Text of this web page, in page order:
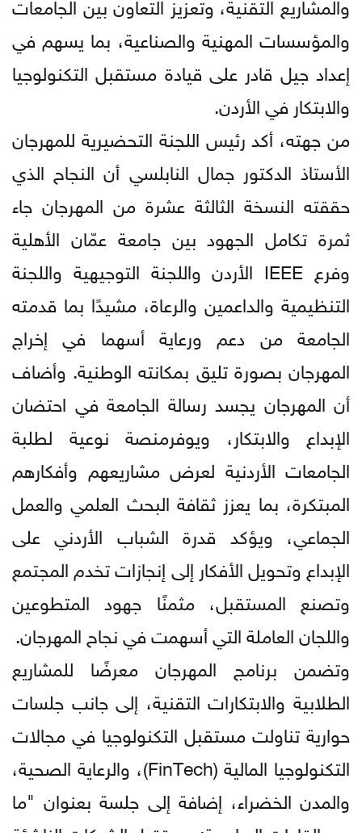
والمؤسسات المهنية والصناعية، بما يسهم في
إعداد جيل قادر على قيادة مستقبل التكنولوجيا
والابتكار في الأردن.
من جهته، أكد رئيس اللجنة التحضيرية للمهرجان
الأستاذ الدكتور جمال النابلسي أن النجاح الذي
حققته النسخة الثالثة عشرة من المهرجان جاء
ثمرة تكامل الجهود بين جامعة عمّان الأهلية
وفرع IEEE الأردن واللجنة التوجيهية واللجنة
التنظيمية والداعمين والرعاة، مشيدًا بما قدمته
الجامعة من دعم ورعاية أسهما في إخراج
المهرجان بصورة تليق بمكانته الوطنية. وأضاف
أن المهرجان يجسد رسالة الجامعة في احتضان
الإبداع والابتكار، ويوفرمنصة نوعية لطلبة
الجامعات الأردنية لعرض مشاريعهم وأفكارهم
المبتكرة، بما يعزز ثقافة البحث العلمي والعمل
الجماعي، ويؤكد قدرة الشباب الأردني على
الإبداع وتحويل الأفكار إلى إنجازات تخدم المجتمع
وتصنع المستقبل، مثمنًا جهود المتطوعين
واللجان العاملة التي أسهمت في نجاح المهرجان.
وتضمن برنامج المهرجان معرضًا للمشاريع
الطلابية والابتكارات التقنية، إلى جانب جلسات
حوارية تناولت مستقبل التكنولوجيا في مجالات
التكنولوجيا المالية (FinTech)، والرعاية الصحية،
والمدن الخضراء، إضافة إلى جلسة بعنوان "ما